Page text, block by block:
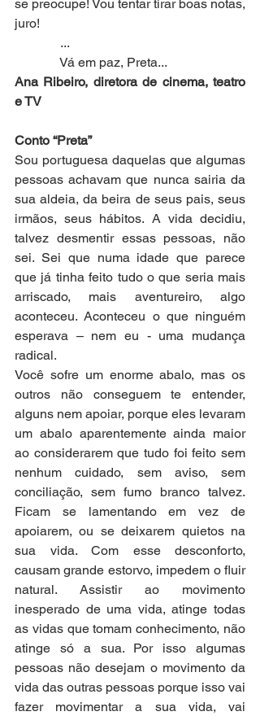
se preocupe! Vou tentar tirar boas notas,
juro!
...
Vá em paz, Preta...
Ana Ribeiro, diretora de cinema, teatro
e TV
Conto “Preta”
Sou portuguesa daquelas que algumas
pessoas achavam que nunca sairia da
sua aldeia, da beira de seus pais, seus
irmãos, seus hábitos. A vida decidiu,
talvez desmentir essas pessoas, não
sei. Sei que numa idade que parece
que já tinha feito tudo o que seria mais
arriscado, mais aventureiro, algo
aconteceu. Aconteceu o que ninguém
esperava – nem eu - uma mudança
radical.
Você sofre um enorme abalo, mas os
outros não conseguem te entender,
alguns nem apoiar, porque eles levaram
um abalo aparentemente ainda maior
ao considerarem que tudo foi feito sem
nenhum cuidado, sem aviso, sem
conciliação, sem fumo branco talvez.
Ficam se lamentando em vez de
apoiarem, ou se deixarem quietos na
sua vida. Com esse desconforto,
causam grande estorvo, impedem o fluir
natural. Assistir ao movimento
inesperado de uma vida, atinge todas
as vidas que tomam conhecimento, não
atinge só a sua. Por isso algumas
pessoas não desejam o movimento da
vida das outras pessoas porque isso vai
fazer movimentar a sua vida, vai